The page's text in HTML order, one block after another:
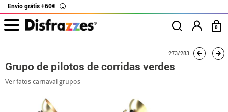
Envio grátis +60€ i
0
Grupo de pilotos de corridas verdes
273/283
Grupo de pilotos de corridas verdes
Ver fatos carnaval grupos